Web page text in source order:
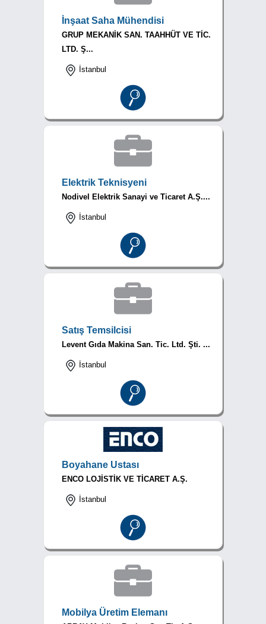
İnşaat Saha Mühendisi
GRUP MEKANİK SAN. TAAHHÜT VE TİC.
LTD. Ş...
İstanbul
Elektrik Teknisyeni
Nodivel Elektrik Sanayi ve Ticaret A.Ş....
İstanbul
Satış Temsilcisi
Levent Gıda Makina San. Tic. Ltd. Şti. ...
İstanbul
Boyahane Ustası
ENCO LOJİSTİK VE TİCARET A.Ş.
İstanbul
Mobilya Üretim Elemanı